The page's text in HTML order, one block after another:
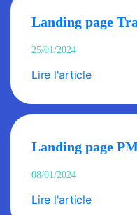
Landing page
25/01/2024
Lire l'article
Landing page
08/01/2024
Lire l'article